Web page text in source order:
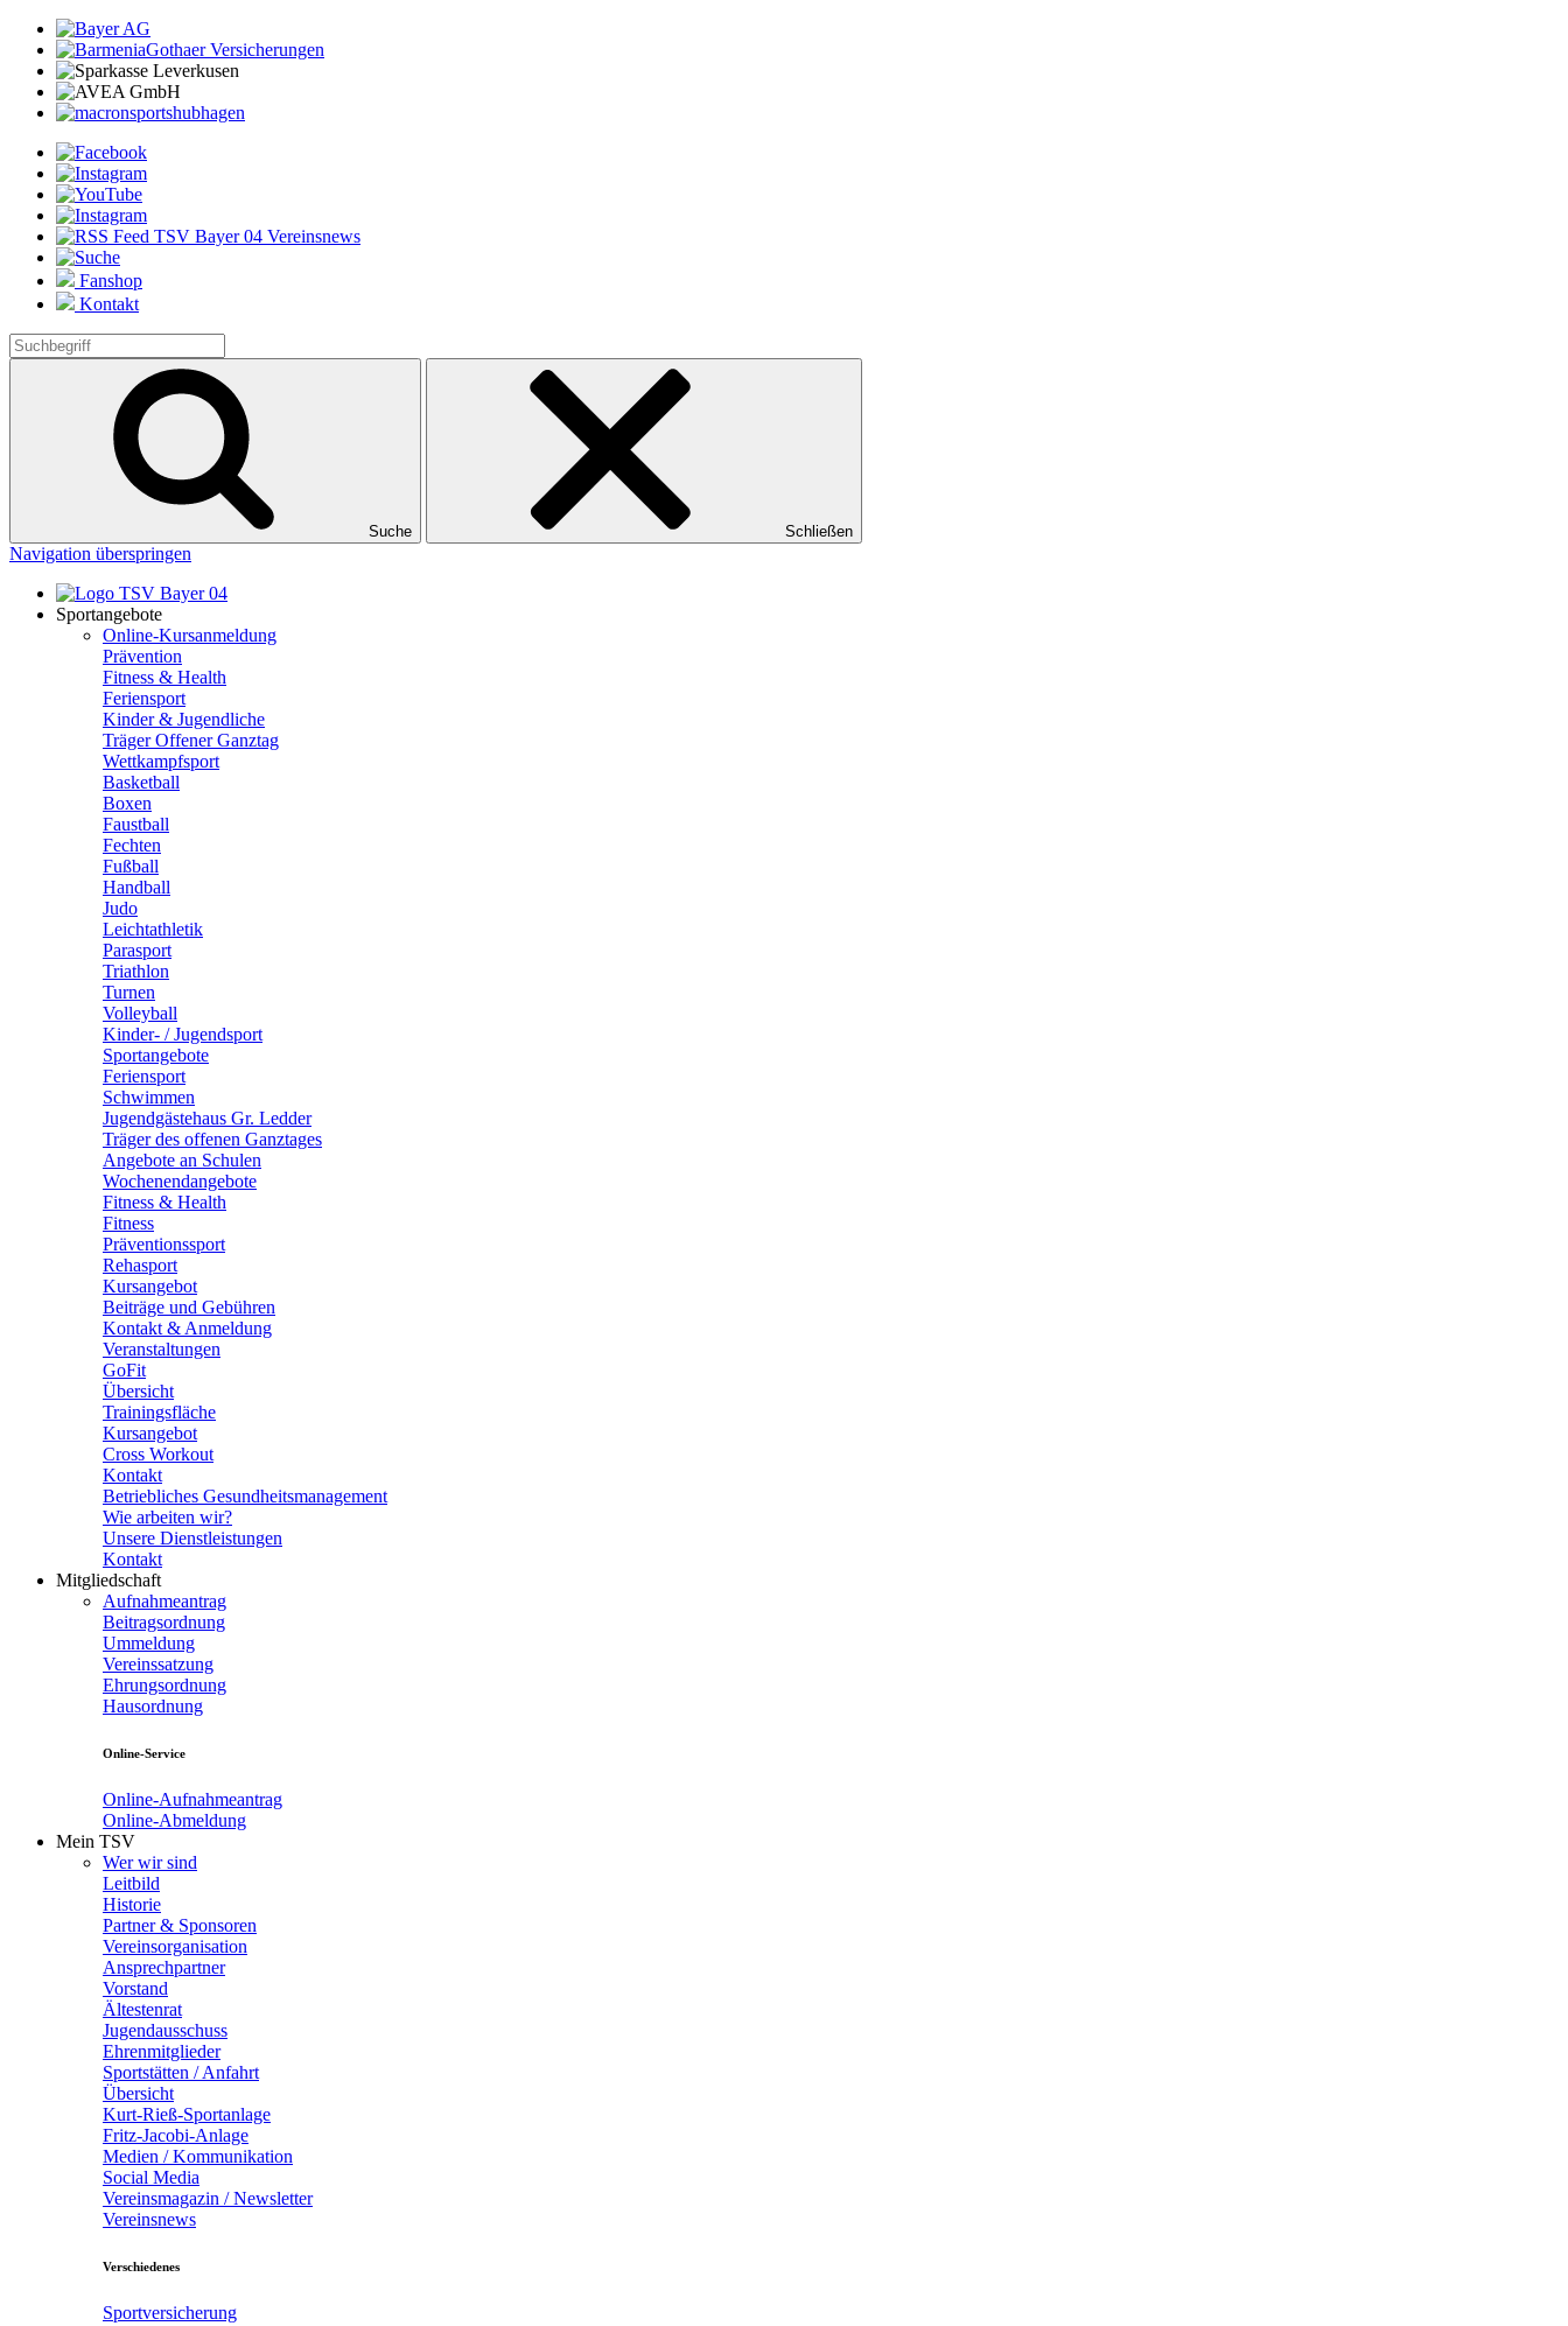
Fanshop
Kontakt
Suche Schließen
Navigation überspringen
Sportangebote
Online-Kursanmeldung
Prävention
Fitness & Health
Feriensport
Kinder & Jugendliche
Träger Offener Ganztag
Wettkampfsport
Basketball
Boxen
Faustball
Fechten
Fußball
Handball
Judo
Leichtathletik
Parasport
Triathlon
Turnen
Volleyball
Kinder- / Jugendsport
Sportangebote
Feriensport
Schwimmen
Jugendgästehaus Gr. Ledder
Träger des offenen Ganztages
Angebote an Schulen
Wochenendangebote
Fitness & Health
Fitness
Präventionssport
Rehasport
Kursangebot
Beiträge und Gebühren
Kontakt & Anmeldung
Veranstaltungen
GoFit
Übersicht
Trainingsfläche
Kursangebot
Cross Workout
Kontakt
Betriebliches Gesundheitsmanagement
Wie arbeiten wir?
Unsere Dienstleistungen
Kontakt
Mitgliedschaft
Aufnahmeantrag
Beitragsordnung
Ummeldung
Vereinssatzung
Ehrungsordnung
Hausordnung
Online-Service
Online-Aufnahmeantrag
Online-Abmeldung
Mein TSV
Wer wir sind
Leitbild
Historie
Partner & Sponsoren
Vereinsorganisation
Ansprechpartner
Vorstand
Ältestenrat
Jugendausschuss
Ehrenmitglieder
Sportstätten / Anfahrt
Übersicht
Kurt-Rieß-Sportanlage
Fritz-Jacobi-Anlage
Medien / Kommunikation
Social Media
Vereinsmagazin / Newsletter
Vereinsnews
Verschiedenes
Sportversicherung